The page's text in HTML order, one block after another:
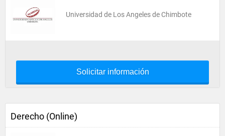
Universidad de Los Angeles de Chimbote
Solicitar información
Derecho (Online)